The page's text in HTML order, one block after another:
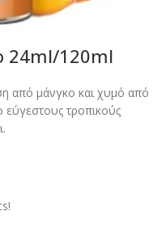
24ml/120ml
από μάνγκο και χυμό από
εύγεστους τροπικούς